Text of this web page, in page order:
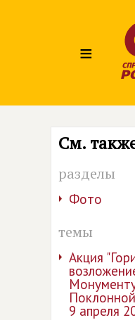
≡
См.
разделы
Фото
темы
Акция
9 апреля